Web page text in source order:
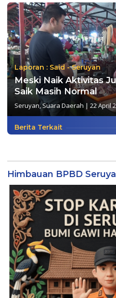
Laporan : Said - Seruyan
Meski Naik Aktivitas
Saik Masih Normal
Seruyan,Suara Daerah | 22 April
Berita Terkait
Himbauan BPBD